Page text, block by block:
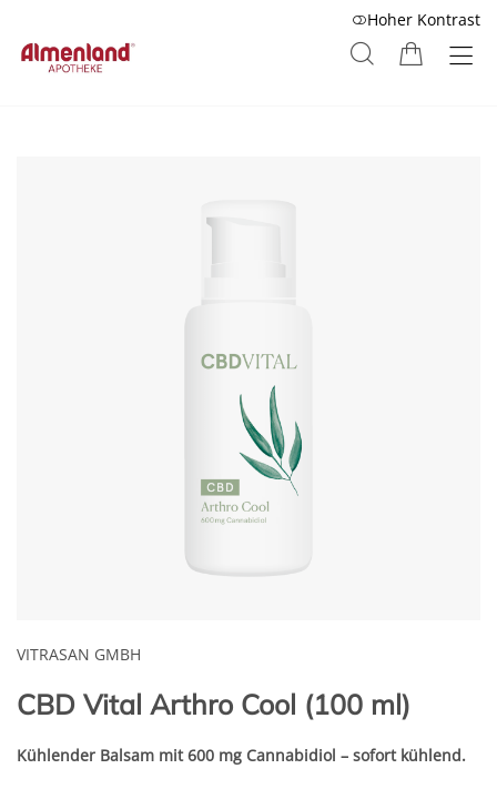
Hoher Kontrast
VITRASAN GMBH
CBD Vital Arthro Cool (100 ml)
Kühlender Balsam mit 600 mg Cannabidiol – sofort kühlend.